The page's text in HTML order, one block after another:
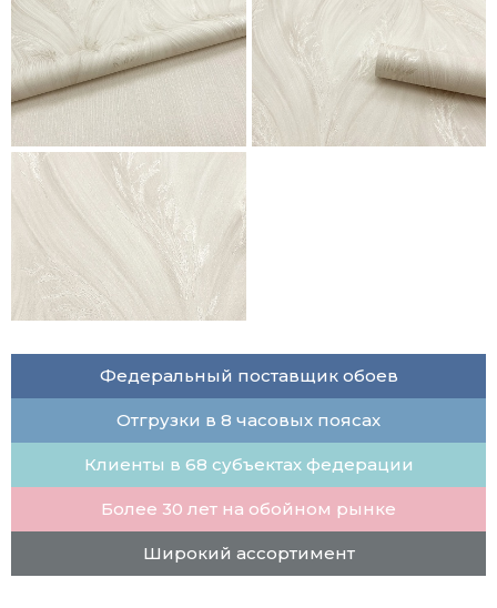
Федеральный поставщик обоев
Отгрузки в 8 часовых поясах
Клиенты в 68 субъектах федерации
Более 30 лет на обойном рынке
Широкий ассортимент